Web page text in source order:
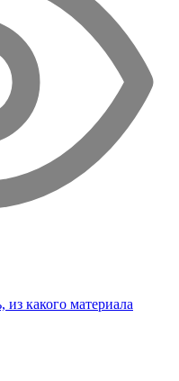
какого материала